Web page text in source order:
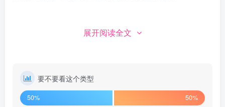
6天前，瑟博克纳丝星系。
展开阅读全文
要不要看这个类型
50% 50%